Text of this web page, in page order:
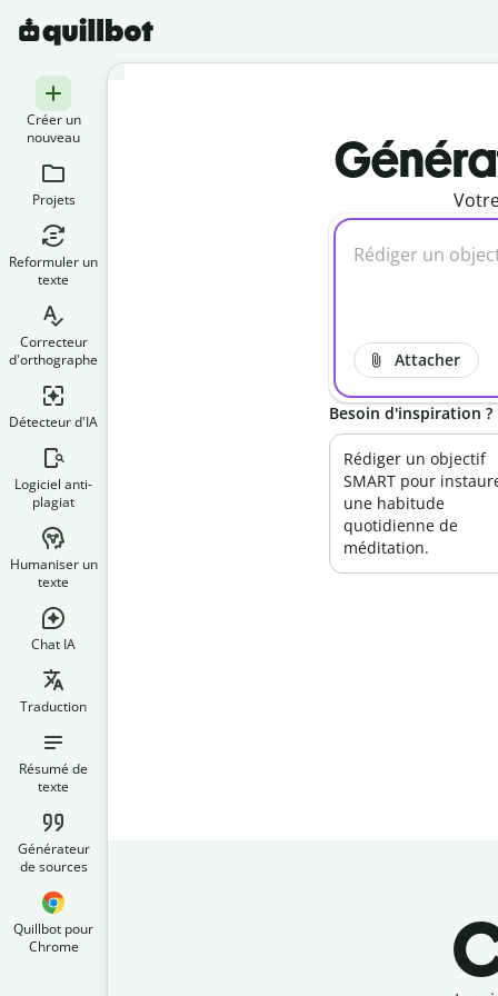
Créer un
nouveau
Projets
Reformuler un
texte
Correcteur
d'orthographe
Détecteur d'IA
Logiciel anti-
plagiat
Humaniser un
texte
Chat IA
Traduction
Résumé de
texte
Générateur
de sources
Quillbot pour
Chrome
Attacher
Besoin d'inspiration ?
Rédiger un objectif
SMART pour
une habitude
quotidienne de
méditation.